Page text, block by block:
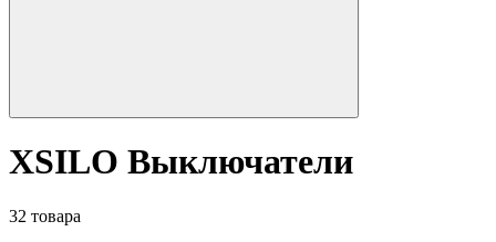
XSILO Выключатели
32 товара